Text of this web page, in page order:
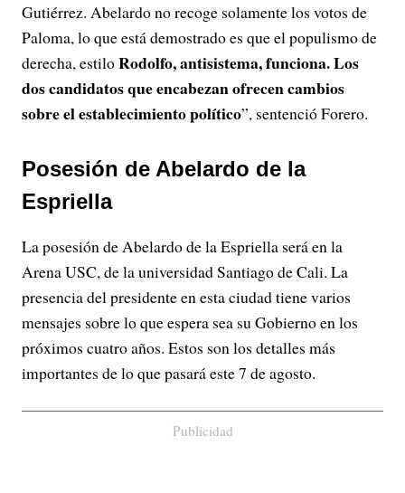
Gutiérrez. Abelardo no recoge solamente los votos de
Paloma, lo que está demostrado es que el populismo de
derecha, estiloRodolfo, antisistema, funciona. Los
dos candidatos que encabezan ofrecen cambios
sobre el establecimiento político”, sentenció Forero.
Posesión de Abelardo de la
Espriella
La posesión de Abelardo de la Espriella será en la
Arena USC, de la universidad Santiago de Cali. La
presencia del presidente en esta ciudad tiene varios
mensajes sobre lo que espera sea su Gobierno en los
próximos cuatro años. Estos son los detalles más
importantes de lo que pasará este 7 de agosto.
Publicidad